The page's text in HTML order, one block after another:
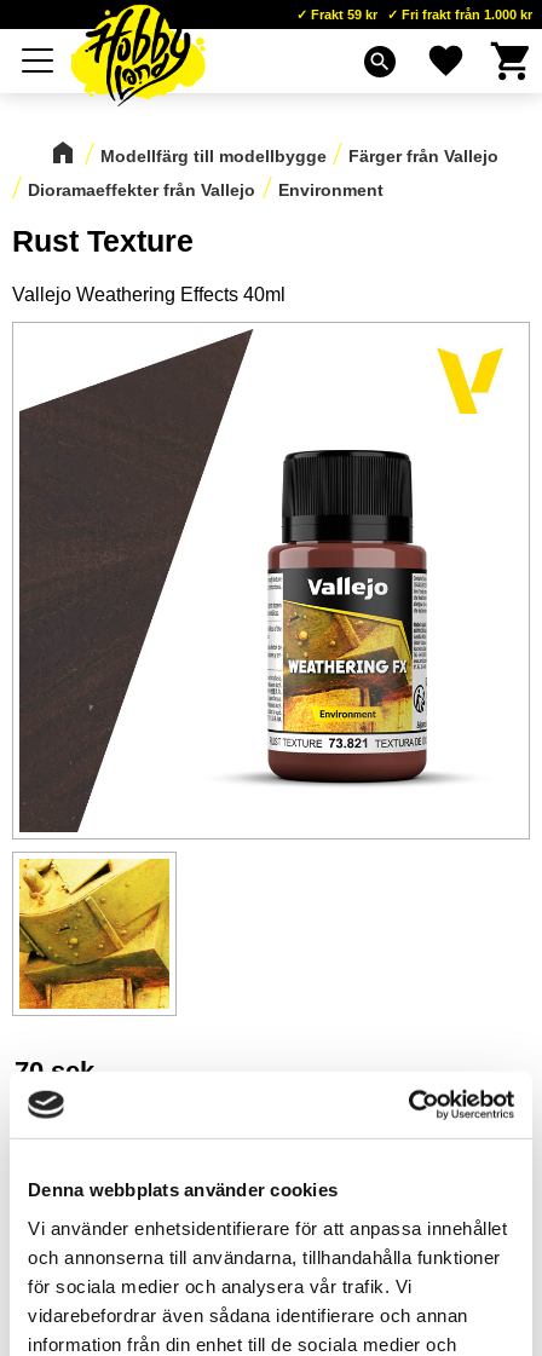
Denna webbplats använder cookies
Vi använder enhetsidentifierare för att anpassa innehållet
och annonserna till användarna, tillhandahålla funktioner
för sociala medier och analysera vår trafik. Vi
vidarebefordrar även sådana identifierare och annan
information från din enhet till de sociala medier och
Meny
Frakt 59 kr Fri frakt från 1.000 kr
search Favoriter
Modellfärg till modellbygge
Färger från Vallejo
Dioramaeffekter från Vallejo
Environment
Rust Texture
Vallejo Weathering Effects 40ml
70 sek
+
-
Lägg till i favoriter
Artikelnr
Leveranstid
skickas från oss inom 0-1 vardagar